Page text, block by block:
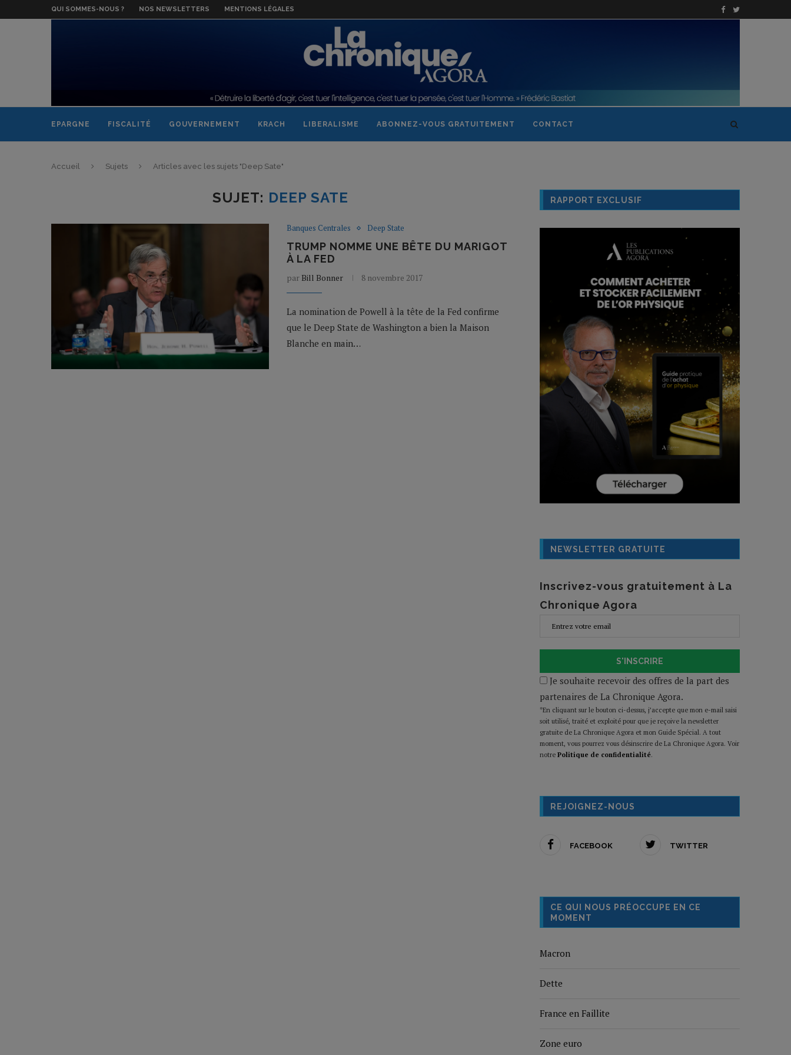
QUI SOMMES-NOUS ? NOS NEWSLETTERS MENTIONS LÉGALES
EPARGNE FISCALITÉ GOUVERNEMENT KRACH LIBERALISME ABONNEZ-VOUS GRATUITEMENT CONTACT
Accueil Sujets Articles avec les sujets "Deep Sate"
SUJET: DEEP SATE
Banques Centrales Deep State
TRUMP NOMME UNE BÊTE DU MARIGOT
À LA FED
par Bill Bonner 8 novembre 2017
La nomination de Powell à la tête de la Fed confirme
que le Deep State de Washington a bien la Maison
Blanche en main…
RAPPORT EXCLUSIF
NEWSLETTER GRATUITE
Inscrivez-vous gratuitement à La
Chronique Agora
S'INSCRIRE
Je souhaite recevoir des offres de la part des
partenaires de La Chronique Agora.
*En cliquant sur le bouton ci-dessus, j’accepte que mon e-mail saisi
soit utilisé, traité et exploité pour que je reçoive la newsletter
gratuite de La Chronique Agora et mon Guide Spécial. A tout
moment, vous pourrez vous désinscrire de La Chronique Agora. Voir
notre Politique de confidentialité.
REJOIGNEZ-NOUS
FACEBOOK TWITTER
CE QUI NOUS PRÉOCCUPE EN CE
MOMENT
Macron
Dette
France en Faillite
Zone euro